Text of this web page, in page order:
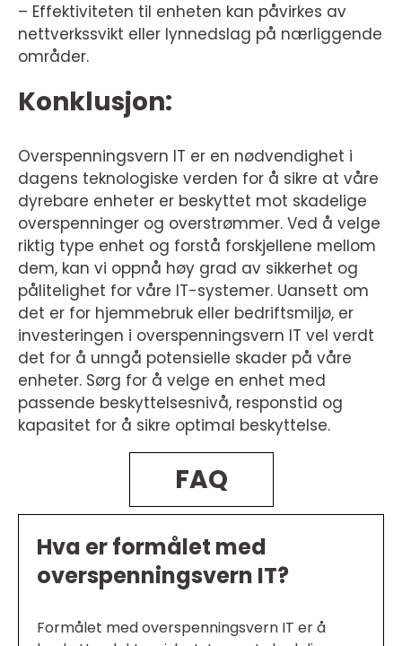
– Effektiviteten til enheten kan påvirkes av
nettverkssvikt eller lynnedslag på nærliggende
områder.
Konklusjon:
Overspenningsvern IT er en nødvendighet i
dagens teknologiske verden for å sikre at våre
dyrebare enheter er beskyttet mot skadelige
overspenninger og overstrømmer. Ved å velge
riktig type enhet og forstå forskjellene mellom
dem, kan vi oppnå høy grad av sikkerhet og
pålitelighet for våre IT-systemer. Uansett om
det er for hjemmebruk eller bedriftsmiljø, er
investeringen i overspenningsvern IT vel verdt
det for å unngå potensielle skader på våre
enheter. Sørg for å velge en enhet med
passende beskyttelsesnivå, responstid og
kapasitet for å sikre optimal beskyttelse.
FAQ
Hva er formålet med
overspenningsvern IT?
Formålet med overspenningsvern IT er å